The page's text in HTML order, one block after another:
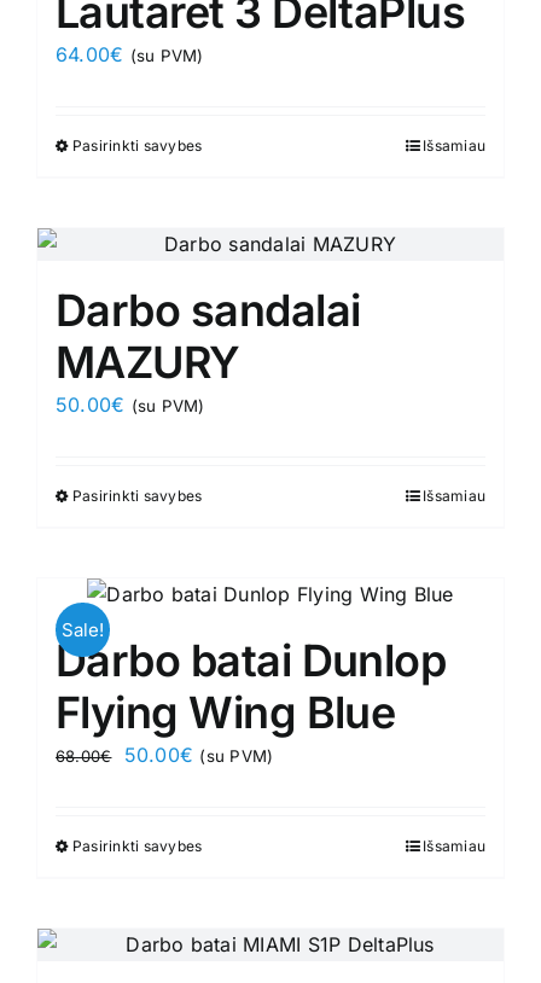
may
be
the
Lautaret 3 DeltaPlus
64.00€ (su PVM)
Pasirinkti savybesThis
multiple
The
options
may
be
the
Išsamiau
Darbo sandalai
MAZURY
50.00€ (su PVM)
Pasirinkti savybesThis
multiple
The
options
may
be
the
Išsamiau
Sale!
Darbo batai Dunlop
Flying Wing Blue
68.00€
Original
68.00€.
50.00€ Current
50.00€.
(su PVM)
Pasirinkti savybesThis
multiple
Išsamiau